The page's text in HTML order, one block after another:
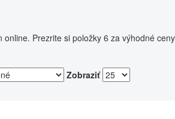
online. Prezrite si položky 6 za výhodné ceny
Zobraziť